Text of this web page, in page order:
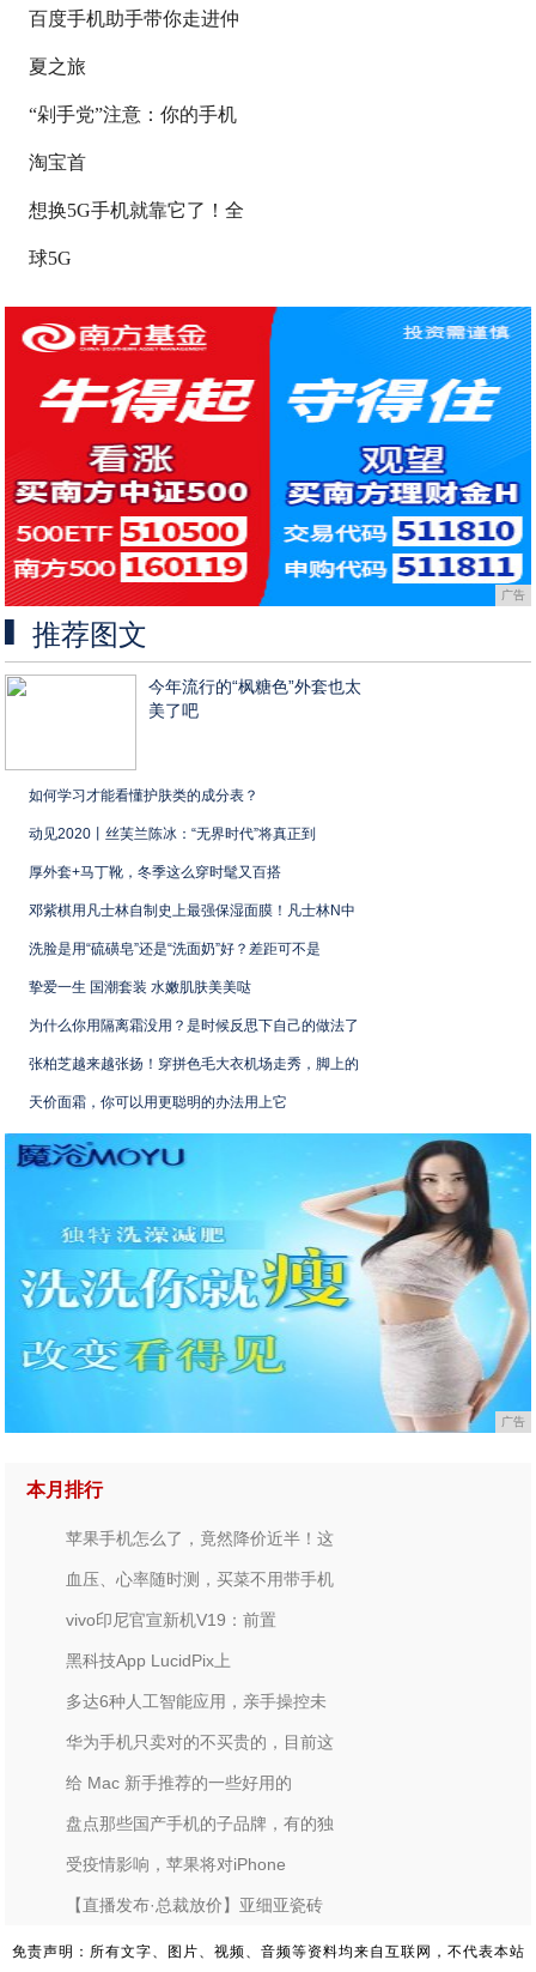
百度手机助手带你走进仲
夏之旅
“剁手党”注意：你的手机
淘宝首
想换5G手机就靠它了！全
球5G
广告
推荐图文
今年流行的“枫糖色”外套也太
美了吧
如何学习才能看懂护肤类的成分表？
动见2020丨丝芙兰陈冰：“无界时代”将真正到
厚外套+马丁靴，冬季这么穿时髦又百搭
邓紫棋用凡士林自制史上最强保湿面膜！凡士林N中
洗脸是用“硫磺皂”还是“洗面奶”好？差距可不是
挚爱一生 国潮套装 水嫩肌肤美美哒
为什么你用隔离霜没用？是时候反思下自己的做法了
张柏芝越来越张扬！穿拼色毛大衣机场走秀，脚上的
天价面霜，你可以用更聪明的办法用上它
广告
本月排行
苹果手机怎么了，竟然降价近半！这
血压、心率随时测，买菜不用带手机
vivo印尼官宣新机V19：前置
黑科技App LucidPix上
多达6种人工智能应用，亲手操控未
华为手机只卖对的不买贵的，目前这
给 Mac 新手推荐的一些好用的
盘点那些国产手机的子品牌，有的独
受疫情影响，苹果将对iPhone
【直播发布·总裁放价】亚细亚瓷砖
免责声明：所有文字、图片、视频、音频等资料均来自互联网，不代表本站